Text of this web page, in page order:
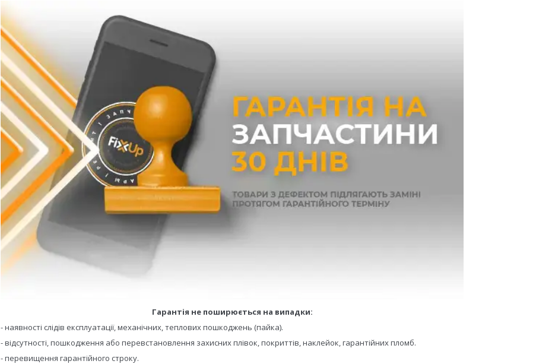
Гарантія не поширюється на випадки:
- наявності слідів експлуатації, механічних, теплових пошкоджень (пайка).
- відсутності, пошкодження або перевстановлення захисних плівок, покриттів, наклейок, гарантійних пломб.
- перевищення гарантійного строку.